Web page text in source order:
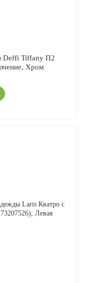
Deffi Tiffany П2
Хром